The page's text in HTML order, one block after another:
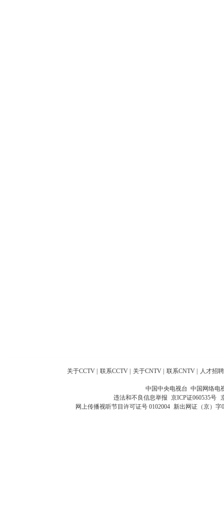
关于CCTV 联系CCTV 关于CNTV 联系CNTV 人才招聘
中国中央电视台 中国网络电
违法和不良信息举报 京ICP证060535号
网上传播视听节目许可证号 0102004 新出网证（京）